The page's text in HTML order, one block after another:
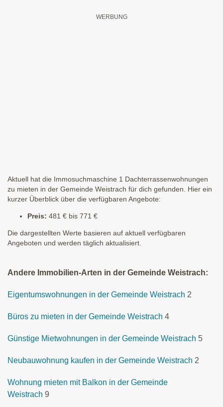
Aktuell hat die Immosuchmaschine 1 Dachterrassenwohnungen
zu mieten in der Gemeinde Weistrach für dich gefunden. Hier ein
kurzer Überblick über die verfügbaren Angebote:
Preis: 481 € bis 771 €
Die dargestellten Werte basieren auf aktuell verfügbaren
Angeboten und werden täglich aktualisiert.
Andere Immobilien-Arten in der Gemeinde Weistrach:
Eigentumswohnungen in der Gemeinde Weistrach 2
Büros zu mieten in der Gemeinde Weistrach 4
Günstige Mietwohnungen in der Gemeinde Weistrach 5
Neubauwohnung kaufen in der Gemeinde Weistrach 2
Wohnung mieten mit Balkon in der Gemeinde
Weistrach 9